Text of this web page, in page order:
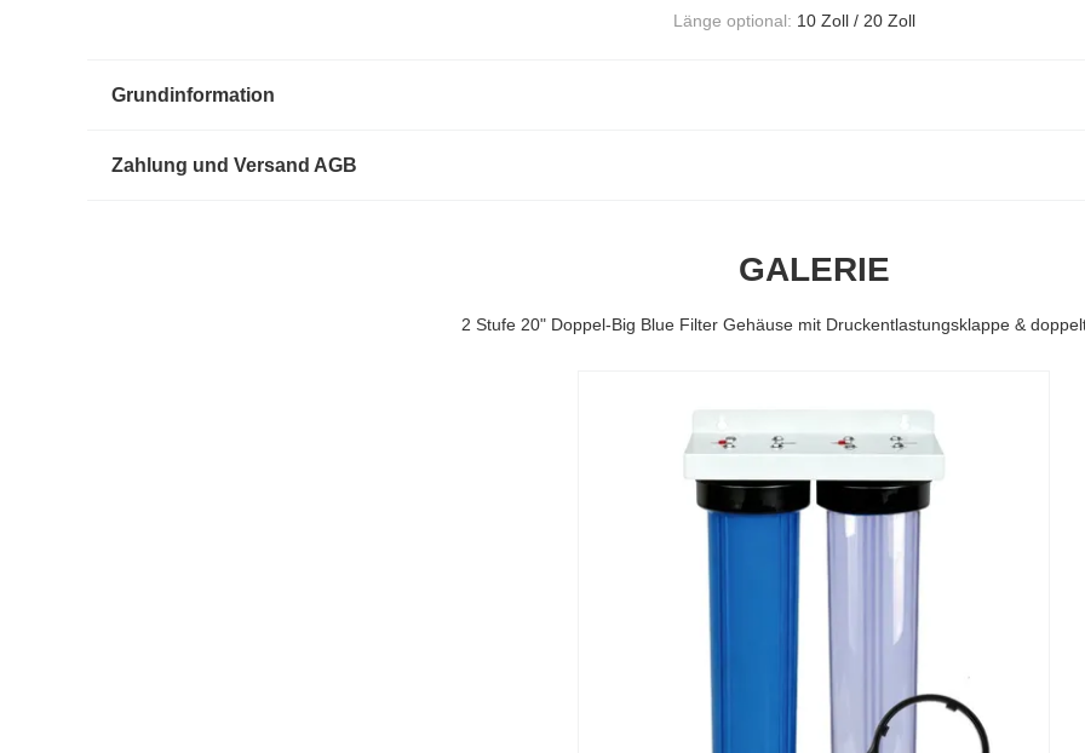
Länge optional: 10 Zoll / 20 Zoll
Grundinformation
Zahlung und Versand AGB
GALERIE
2 Stufe 20" Doppel-Big Blue Filter Gehäuse mit Druckentlastungsklappe &